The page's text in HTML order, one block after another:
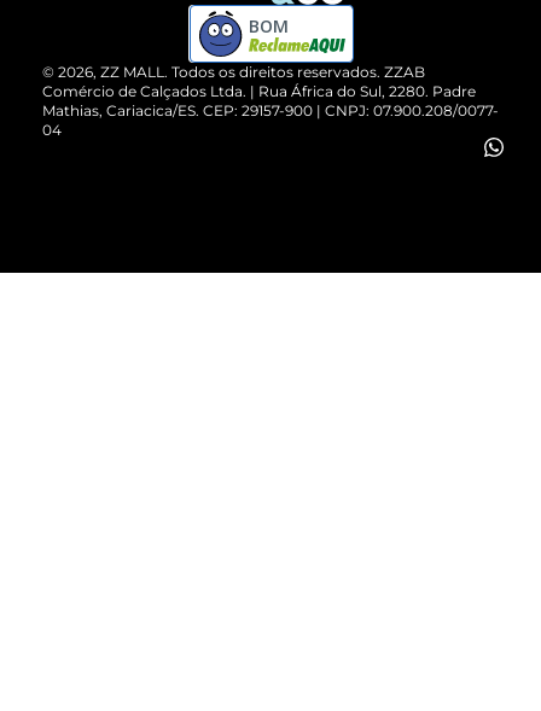
Cartão Presente
Vendas Corporativas
Compre pelo WhatsApp
© 2026, ZZ MALL. Todos os direitos reservados. ZZAB
Comércio de Calçados Ltda. | Rua África do Sul, 2280. Padre
Mathias, Cariacica/ES. CEP: 29157-900 | CNPJ: 07.900.208/0077-
04
BOM